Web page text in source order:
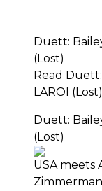
Duett:
(Lost)
Read
LAROI
Duett:
(Lost)
USA meets